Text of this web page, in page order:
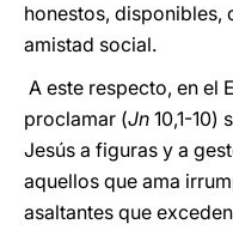
honestos, disponibles,
amistad social.
A este respecto, en el
proclamar (Jn 10,1-10)
Jesús a figuras y a
aquellos que ama
asaltantes que